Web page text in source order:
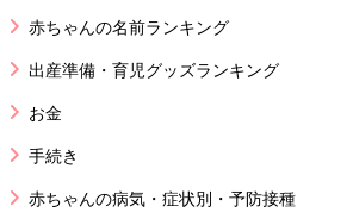
赤ちゃんの名前ランキング
出産準備・育児グッズランキング
お金
手続き
赤ちゃんの病気・症状別・予防接種